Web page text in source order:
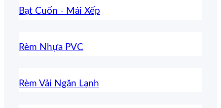
Bạt Cuốn - Mái Xếp
Rèm Nhựa PVC
Rèm Vải Ngăn Lạnh